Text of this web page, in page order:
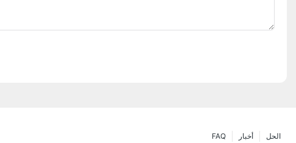
الحل أخبار FAQ